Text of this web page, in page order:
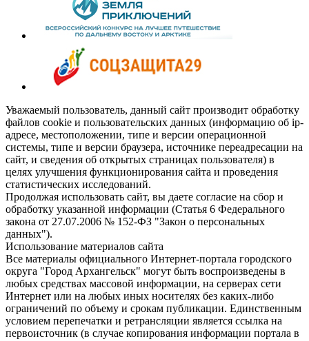
Уважаемый пользователь, данный сайт производит обработку
файлов cookie и пользовательских данных (информацию об ip-
адресе, местоположении, типе и версии операционной
системы, типе и версии браузера, источнике переадресации на
сайт, и сведения об открытых страницах пользователя) в
целях улучшения функционирования сайта и проведения
статистических исследований.
Продолжая использовать сайт, вы даете согласие на сбор и
обработку указанной информации (Статья 6 Федерального
закона от 27.07.2006 № 152-ФЗ "Закон о персональных
данных").
Использование материалов сайта
Все материалы официального Интернет-портала городского
округа "Город Архангельск" могут быть воспроизведены в
любых средствах массовой информации, на серверах сети
Интернет или на любых иных носителях без каких-либо
ограничений по объему и срокам публикации. Единственным
условием перепечатки и ретрансляции является ссылка на
первоисточник (в случае копирования информации портала в